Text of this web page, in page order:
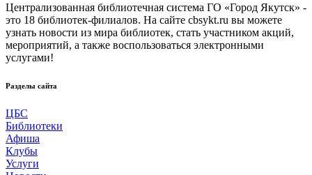
Централизованная библиотечная система ГО «Город Якутск» -
это 18 библиотек-филиалов. На сайте cbsykt.ru вы можете
узнать новости из мира библиотек, стать участником акций,
мероприятий, а также воспользоваться электронными
услугами!
Разделы сайта
ЦБС
Библиотеки
Афиша
Клубы
Услуги